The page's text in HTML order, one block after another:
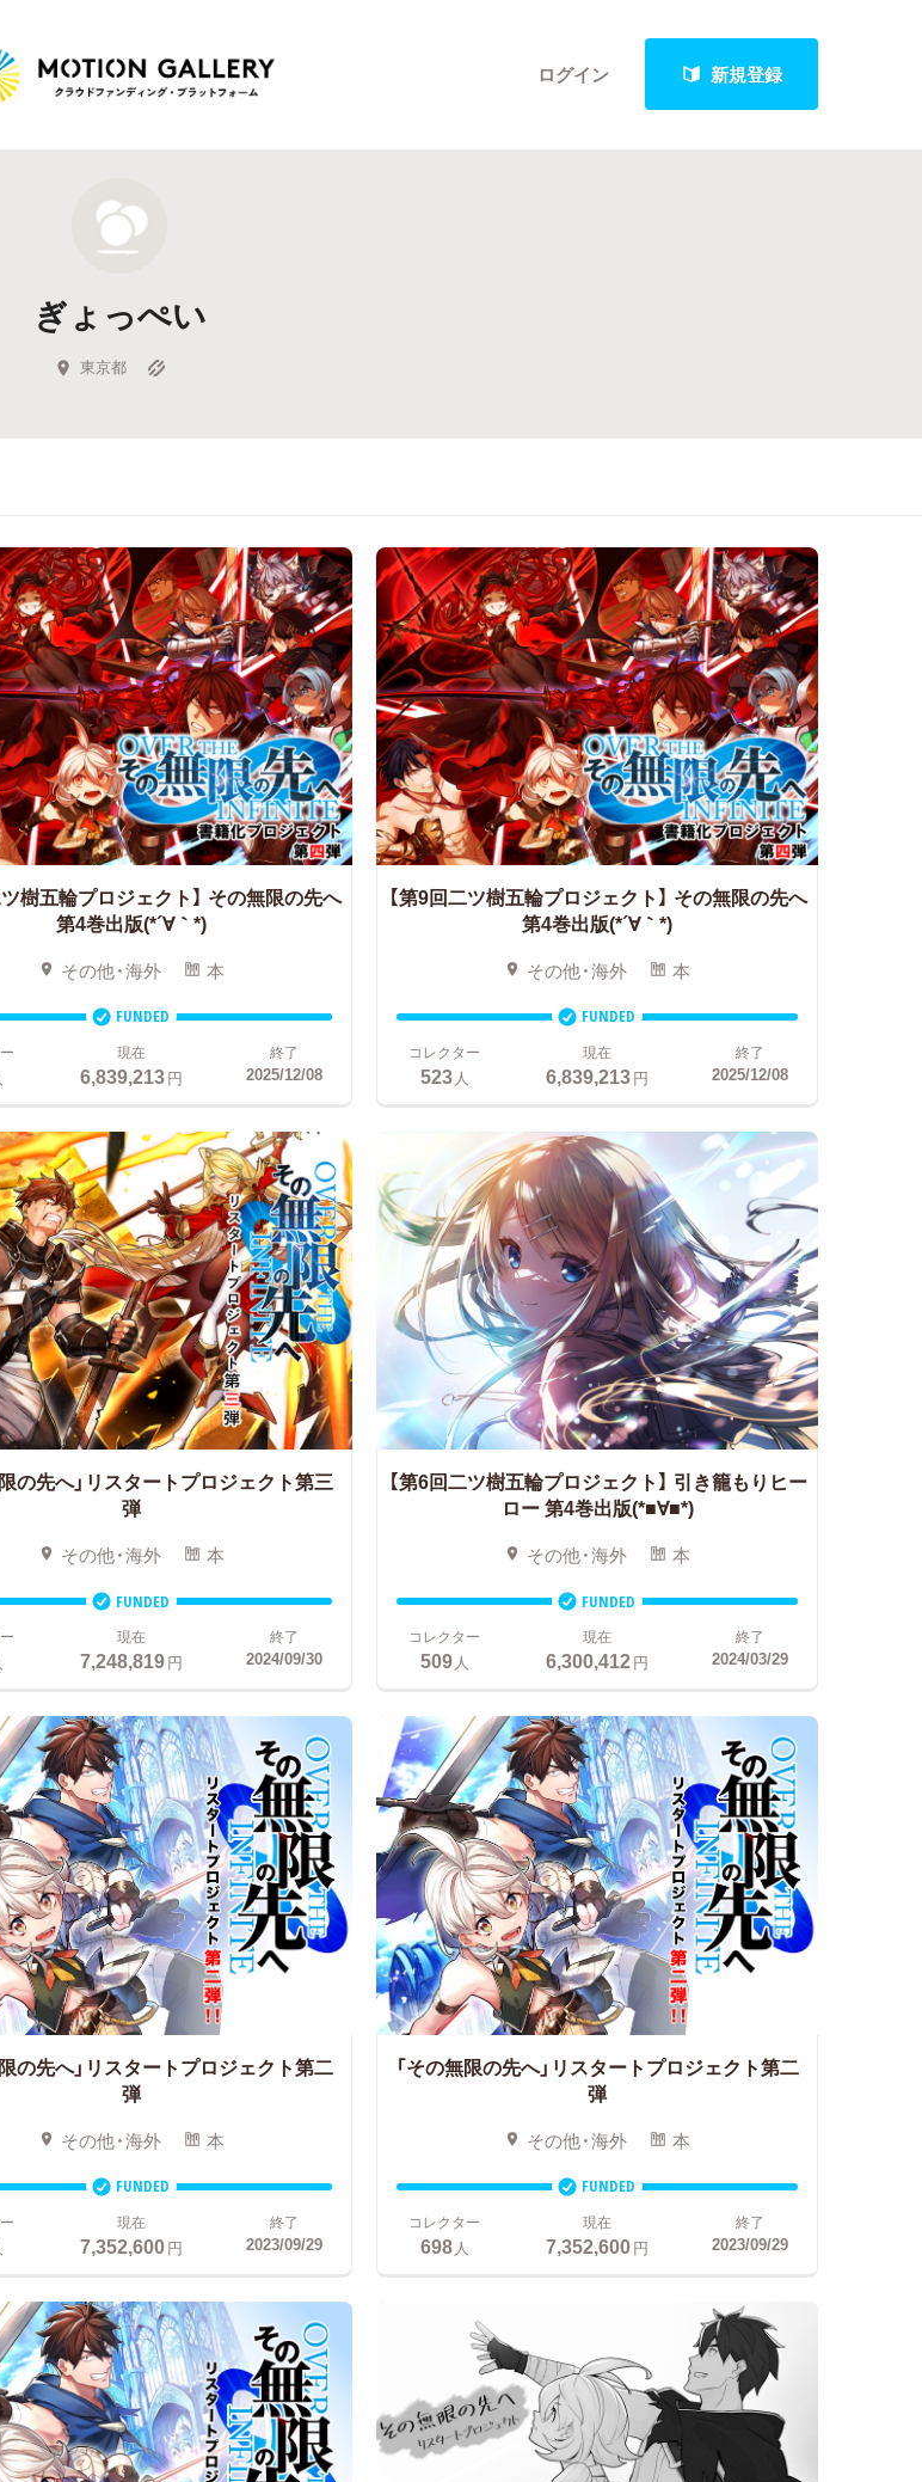
ログイン 新規登録
新着プロジェクト
Feature
キュレーターから探す
ぎょっぺい
東京都
樹五輪プロジェクト】 その無限の先へ
第4巻出版(*´∀｀*)
その他・海外 本
FUNDED
現在
6,839,213円
終了
2025/12/08
【第9回二ツ樹五輪プロジェクト】 その無限の先へ
第4巻出版(*´∀｀*)
その他・海外 本
FUNDED
コレクター
523人
現在
6,839,213円
終了
2025/12/08
の先へ」リスタートプロジェクト第三
弾
その他・海外 本
FUNDED
現在
7,248,819円
終了
2024/09/30
【第6回二ツ樹五輪プロジェクト】 引き籠もりヒー
ロー 第4巻出版(*■∀■*)
その他・海外 本
FUNDED
コレクター
509人
現在
6,300,412円
終了
2024/03/29
の先へ」リスタートプロジェクト第二
弾
その他・海外 本
FUNDED
現在
7,352,600円
終了
2023/09/29
「その無限の先へ」リスタートプロジェクト第二
弾
その他・海外 本
FUNDED
コレクター
698 人
現在
7,352,600円
終了
2023/09/29